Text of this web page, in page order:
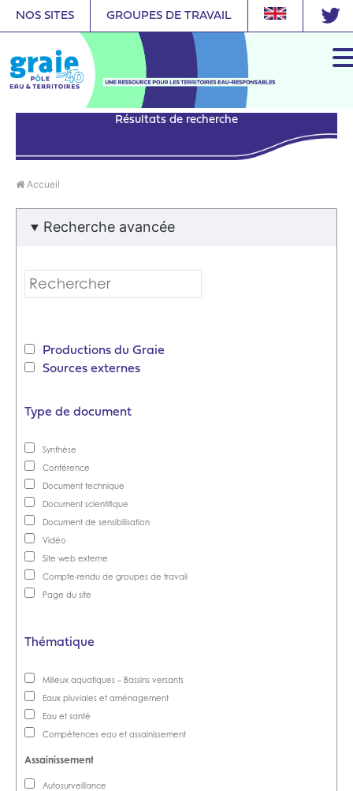
NOS SITES GROUPES DE TRAVAIL
Résultats de recherche
Accueil
Recherche avancée
Productions du Graie
Sources externes
Type de document
Synthèse
Conférence
Document technique
Document scientifique
Document de sensibilisation
Vidéo
Site web externe
Compte-rendu de groupes de travail
Page du site
Thématique
Milieux aquatiques – Bassins versants
Eaux pluviales et aménagement
Eau et santé
Compétences eau et assainissement
Autosurveillance